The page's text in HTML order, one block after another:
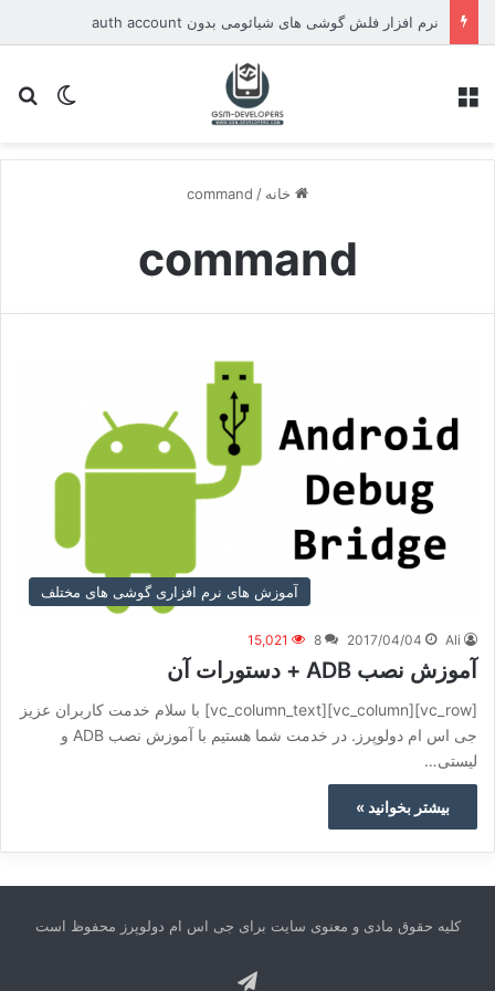
نرم افزار فلش گوشی های شیائومی بدون auth account
تغییر
خانه /
command
command
آموزش های نرم افزاری گوشی های مختلف
Ali
2017/04/04
8
15,021
آموزش نصب ADB + دستورات آن
[vc_row][vc_column][vc_column_text] با سلام خدمت کاربران عزیز
جی اس ام دولوپرز. در خدمت شما هستیم با آموزش نصب ADB و
لیستی…
بیشتر بخوانید »
کلیه حقوق مادی و معنوی سایت برای جی اس ام دولوپرز محفوظ است
تلگرام